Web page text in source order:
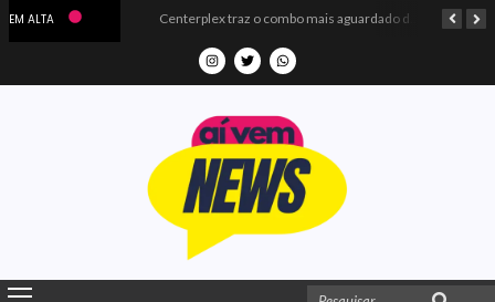
EM ALTA